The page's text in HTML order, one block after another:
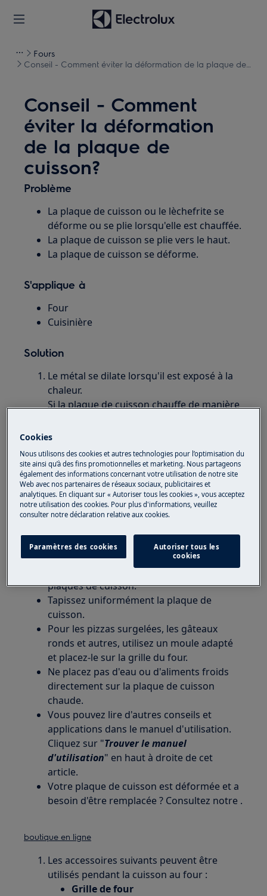
Fours
Conseil - Comment éviter la déformation de la plaque de
Conseil - Comment
éviter la déformation
de la plaque de
cuisson?
Problème
La plaque de cuisson ou le lèchefrite se
déforme ou se plie lorsqu'elle est chauffée.
La plaque de cuisson se plie vers le haut.
La plaque de cuisson se déforme.
S'applique à
Four
Cuisinière
Solution
Le métal se dilate lorsqu'il est exposé à la
chaleur.
Si la plaque de cuisson chauffe de manière
divers, par exemple lorsque vous placez
une pizza ronde et congelée sur une
plaque de cuisson chaude. Cela crée une
tension dans la plaque et la déforme.
Après refroidissement, la plaque de
cuisson reprend sa forme initiale.
Quelques conseils :
Si la recette recommande de préchauffer
le four, toujours préchauffez le four sans
plaques de cuisson.
Tapissez uniformément la plaque de
cuisson.
Pour les pizzas surgelées, les gâteaux
ronds et autres, utilisez un moule adapté
et placez-le sur la grille du four.
Ne placez pas d'eau ou d'aliments froids
directement sur la plaque de cuisson
chaude.
Vous pouvez lire d'autres conseils et
applications dans le manuel d'utilisation.
Cliquez sur "Trouver le manuel
d'utilisation" en haut à droite de cet
article.
Votre plaque de cuisson est déformée et a
besoin d'être remplacée ? Consultez notre .
boutique en ligne
Les accessoires suivants peuvent être
utilisés pendant la cuisson au four :
Grille de four
Cookies
Nous utilisons des cookies et autres technologies pour l’optimisation du
site ainsi qu’à des fins promotionnelles et marketing. Nous partageons
également des informations concernant votre utilisation de notre site
Web avec nos partenaires de réseaux sociaux, publicitaires et
analytiques. En cliquant sur « Autoriser tous les cookies », vous acceptez
notre utilisation des cookies. Pour plus d'informations, veuillez
consulter notre déclaration relative aux cookies.
Paramètres des cookies
Autoriser tous les
cookies